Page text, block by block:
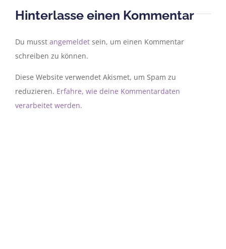
Hinterlasse einen Kommentar
Du musst angemeldet sein, um einen Kommentar
schreiben zu können.
Diese Website verwendet Akismet, um Spam zu
reduzieren. Erfahre, wie deine Kommentardaten
verarbeitet werden.